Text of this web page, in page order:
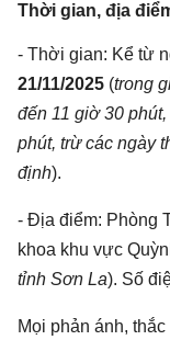
Thời gian, địa
- Thời gian: Kể từ
21/11/2025 (trong
đến 11 giờ 30
phút, trừ các ngày
định).
- Địa điểm: Phòng
khoa khu vực
tỉnh Sơn La). Số
Mọi phản ánh,